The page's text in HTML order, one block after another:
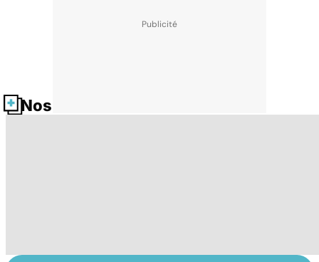
Nos fiches santé